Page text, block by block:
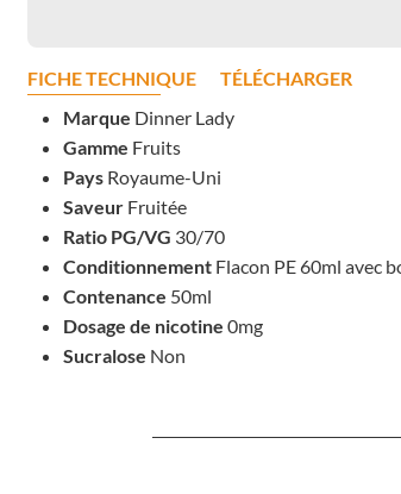
FICHE TECHNIQUE
TÉLÉCHARGER
Marque Dinner Lady
Gamme Fruits
PaysRoyaume-Uni
SaveurFruitée
Ratio PG/VG 30/70
Conditionnement Flacon PE 60ml avec
Contenance 50ml
Dosage de nicotine 0mg
Sucralose Non